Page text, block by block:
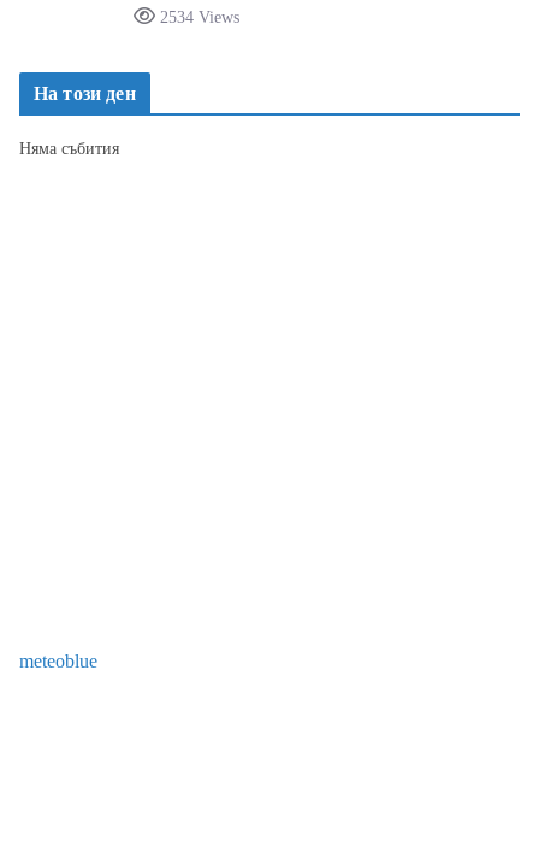
2534 Views
На този ден
Няма събития
meteoblue